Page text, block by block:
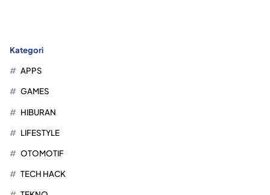
Kategori
APPS
GAMES
HIBURAN
LIFESTYLE
OTOMOTIF
TECH HACK